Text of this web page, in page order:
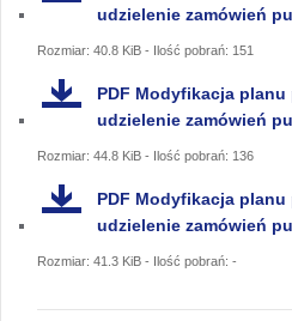
udzielenie zamówień
Rozmiar: 40.8 KiB - Ilość pobrań: 151
PDF Modyfikacja planu
udzielenie zamówień
Rozmiar: 44.8 KiB - Ilość pobrań: 136
PDF Modyfikacja planu
udzielenie zamówień
Rozmiar: 41.3 KiB - Ilość pobrań: -